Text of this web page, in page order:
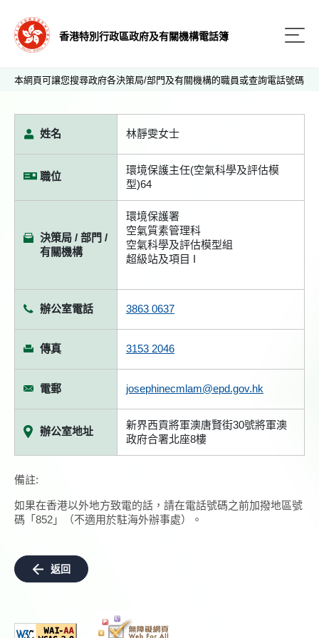
香港特別行政區政府及有關機構電話簿
本網頁可讓您搜尋政府各決策局/部門及有關機構的職員或查詢電話號碼
姓名 林靜雯女士
職位
環境保護主任(空氣科學及評估模
型)64
決策局 / 部門 /
有關機構
環境保護署
空氣質素管理科
空氣科學及評估模型組
超級站及項目 I
辦公室電話 3863 0637
傳真 3153 2046
電郵 josephinecmlam@epd.gov.hk
辦公室地址
新界西貢將軍澳唐賢街30號將軍澳
政府合署北座8樓
備註:
如果在香港以外地方致電的話，請在電話號碼之前加撥地區號
碼「852」（不適用於駐海外辦事處）。
返回